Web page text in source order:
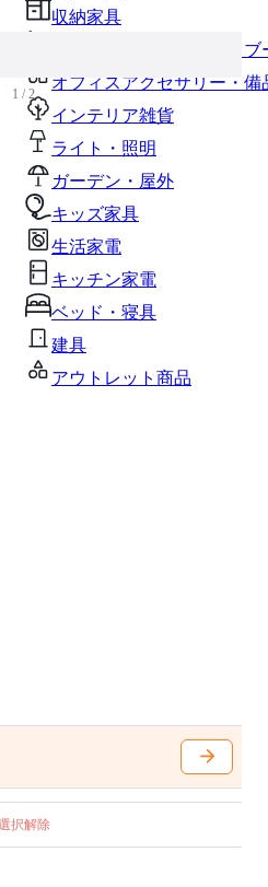
収納家具
パーソナルブース・集中ブ
オフィスアクセサリー・備
インテリア雑貨
ライト・照明
ガーデン・屋外
キッズ家具
生活家電
キッチン家電
ベッド・寝具
建具
アウトレット商品
1 / 2
択解除